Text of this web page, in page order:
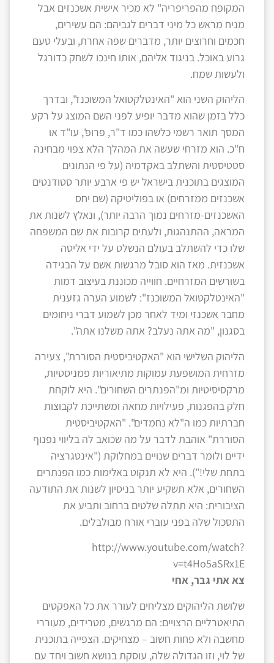
המקופח מהפריפריה" לא מכיר אישית אשכנזים אבל
מניח מראש כל מיני דברים לגביהם: הם עשירים,
חכמים וחרוצים יותר, מדברים שפה אחרת, ובעלי טעם
גרוע באוכל. בניגוד אליהם, אותו חינכו לשחק כדורגל
ולעשות שמח.
הליהוק השני הוא "האינטלקטואל המשוכנז", ובדרך
כלל בזמן שהוא מדבר יופיע לפני השם המוצג על רקע
המסך תואר רשמי כלשהו כמו ד"ר, פרופ', עו"ד או
ח"כ. הוא מזרחי שעשה את המהלך הלא צפוי מבחינה
סטטיסטית והשתלב באקדמיה (על פי הנתונים
המוצגים בתוכנית בישראל יש פי ארבע יותר סטודנטים
אשכנזים ממזרחים) או בפוליטיקה (שם יחס
האשכנזים-מזרחים נמוך הרבה יותר), ונאלץ לשנות את
המראה, ההתנהגות, ולעתים קרובות את שם המשפחה
שלו כדי להשתלב בעולם הנשלט על ידי אליטה
אשכנזית. מאז הוא סובל מרגשות אשם על הבגידה
בשורשים המזרחיים. חווייה מכוננת בעיצוב דמות
"האינטלקטואל המשוכנז": לשמוע הערה גזענית
מחבר אשכנזי ומיד לאחר מכן לשמוע דברי ניחומים
בסגנון, "מה אתה נעלב? אתה משלנו אתה".
הליהוק השלישי הוא "האקטיביסטית הסוררת", צעירה
מזרחית המושפעת עמוקות מתיאוריות פמניסטיות,
מרקסיסיטיות ומ"הפנתרים השחורים". היא לוקחת
חלק בהפגנות, פעילויות מחאה ומשתייכת לקבוצות
חברתיות כמו ה"לא נחמדים". "האקטיביסטית
הסוררת" אוהבת לדבר על מה שכואב לה בליווי נפנוף
ידיים ולומר דברים שנויים במחלוקת ("אינטגרציה
בתחת שלי!"). היא לא תנקוט באלימות כמו הפנתרים
השחורים, אלא תשקיע יותר בניסיון לשנות את התודעה
הציבורית: היא תתלה שלטים ברחוב ותביע את
התסכול שלה בפני עוברי אורח מבולבלים.
http://www.youtube.com/watch?
v=t4Ho5aSRx1E
צא אתי גבר, אחי
שלושת הליהוקים מצליחים לעורר את כל האפקטים
התיאטרליים הרצויים: הם מרגשים, מטרידים, מעוררי
מחשבה ולא פחות חשוב – מצחיקים. הצפייה בתוכנית
של לוי, וזו הגדולה שלה, עוסקת בנושא חשוב ויחד עם